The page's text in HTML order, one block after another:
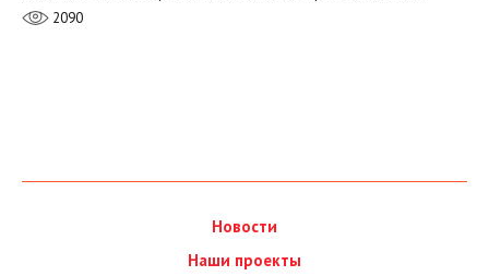
2090
Новости
Наши проекты